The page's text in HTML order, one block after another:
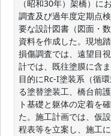
（昭和30年）架橋）に
調査及び過年度定期点
要な設計図書（図面・
資料を作成した。現地
損傷調査では、遠望目
計では、既往塗膜に含
目的にRc-I塗装系（循
る塗替塗装工、橋台前
ト基礎と躯体の定着を
た。施工計画では、仮
程表等を立案し、施工